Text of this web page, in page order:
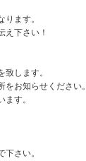
ます。
え下さい！
します。
お知らせください。
す。
下さい。